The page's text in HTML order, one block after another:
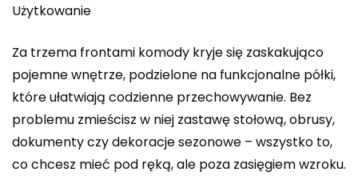
Użytkowanie
Za trzema frontami komody kryje się zaskakująco
pojemne wnętrze, podzielone na funkcjonalne półki,
które ułatwiają codzienne przechowywanie. Bez
problemu zmieścisz w niej zastawę stołową, obrusy,
dokumenty czy dekoracje sezonowe – wszystko to,
co chcesz mieć pod ręką, ale poza zasięgiem wzroku.